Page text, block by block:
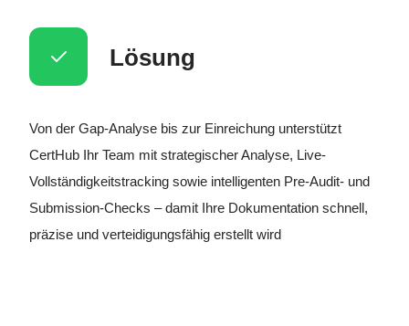
Lösung
Von der Gap-Analyse bis zur Einreichung unterstützt
CertHub Ihr Team mit strategischer Analyse, Live-
Vollständigkeitstracking sowie intelligenten Pre-Audit- und
Submission-Checks – damit Ihre Dokumentation schnell,
präzise und verteidigungsfähig erstellt wird